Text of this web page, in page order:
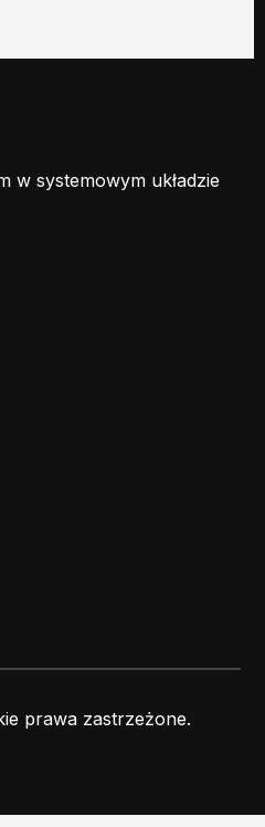
w systemowym układzie
prawa zastrzeżone.